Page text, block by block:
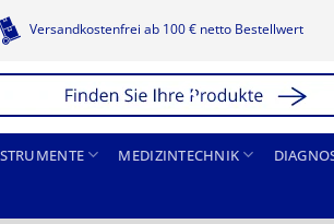
Versandkostenfrei ab 100 € netto Bestellwert
MEDIZINTECHNIK